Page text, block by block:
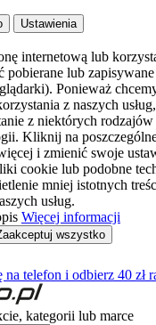
Ustawienia
internetową lub
pobierane lub
Ponieważ
z naszych
z niektórych
Kliknij na
i zmienić swoje
cookie lub podobne
mniej istotnych
usług.
Więcej informacji
wszystko
na telefon i odbierz 40 zł
kategorii lub marce